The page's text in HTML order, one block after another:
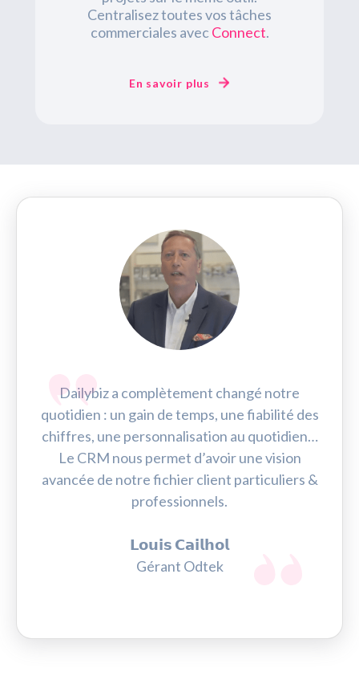
Centralisez toutes vos tâches
commerciales avec Connect.
En savoir plus
Dailybiz a complètement changé notre
quotidien : un gain de temps, une fiabilité des
chiffres, une personnalisation au quotidien…
Le CRM nous permet d’avoir une vision
avancée de notre fichier client particuliers &
professionnels.
𝗟𝗼𝘂𝗶𝘀 𝗖𝗮𝗶𝗹𝗵𝗼𝗹
Gérant Odtek